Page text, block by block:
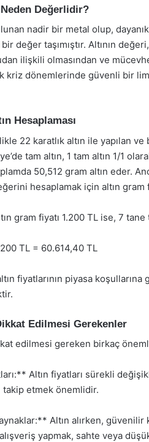
Değerlidir?
nadir bir metal olup,
değer taşımıştır. Altının
ilişkili olmasından ve
kriz dönemlerinde güvenli bir
Hesaplaması
22 karatlık altın ile yapılan
tam altın, 1 tam altın 1/1
50,512 gram altın eder.
hesaplamak için altın
gram fiyatı 1.200 TL ise, 7
TL = 60.614,40 TL
fiyatlarının piyasa
Edilmesi Gerekenler
edilmesi gereken birkaç
Altın fiyatları sürekli
takip etmek önemlidir.
Altın alırken,
yapmak, sahte veya